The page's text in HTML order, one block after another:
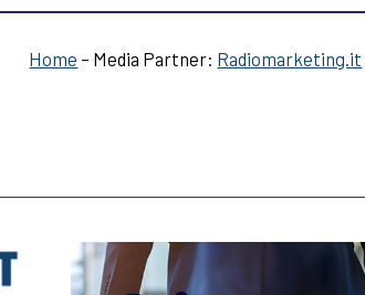
Home – Media Partner: Radiomarketing.it